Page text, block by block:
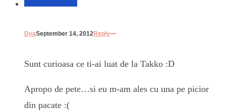
DyaSeptember 14, 2012Reply
Sunt curioasa ce ti-ai luat de la Takko :D
Apropo de pete…si eu m-am ales cu una pe picior
din pacate :(